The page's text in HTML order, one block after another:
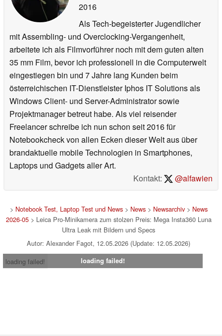
2016
Als Tech-begeisterter Jugendlicher
mit Assembling- und Overclocking-Vergangenheit,
arbeitete ich als Filmvorführer noch mit dem guten alten
35 mm Film, bevor ich professionell in die Computerwelt
eingestiegen bin und 7 Jahre lang Kunden beim
österreichischen IT-Dienstleister Iphos IT Solutions als
Windows Client- und Server-Administrator sowie
Projektmanager betreut habe. Als viel reisender
Freelancer schreibe ich nun schon seit 2016 für
Notebookcheck von allen Ecken dieser Welt aus über
brandaktuelle mobile Technologien in Smartphones,
Laptops und Gadgets aller Art.
Kontakt:
@alfawien
> Notebook Test, Laptop Test und News> News> Newsarchiv> News
2026-05> Leica Pro-Minikamera zum stolzen Preis: Mega Insta360 Luna
Ultra Leak mit Bildern und Specs
Autor: Alexander Fagot, 12.05.2026 (Update: 12.05.2026)
loading failed!
loading failed!